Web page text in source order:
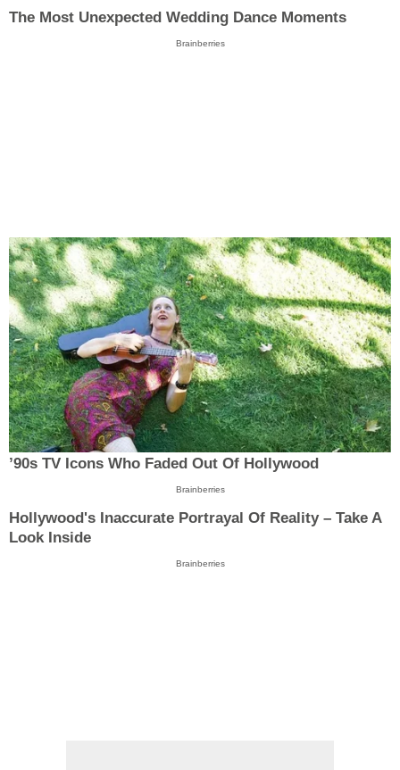
The Most Unexpected Wedding Dance Moments
Brainberries
’90s TV Icons Who Faded Out Of Hollywood
Brainberries
Hollywood's Inaccurate Portrayal Of Reality – Take A
Look Inside
Brainberries